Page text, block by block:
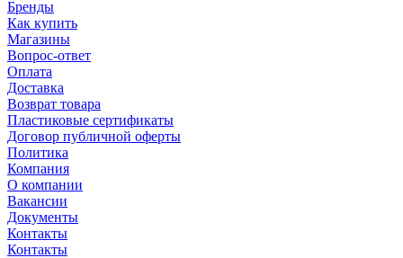
Бренды
Как купить
Магазины
Вопрос-ответ
Оплата
Доставка
Возврат товара
Пластиковые сертификаты
Договор публичной оферты
Политика
Компания
О компании
Вакансии
Документы
Контакты
Контакты